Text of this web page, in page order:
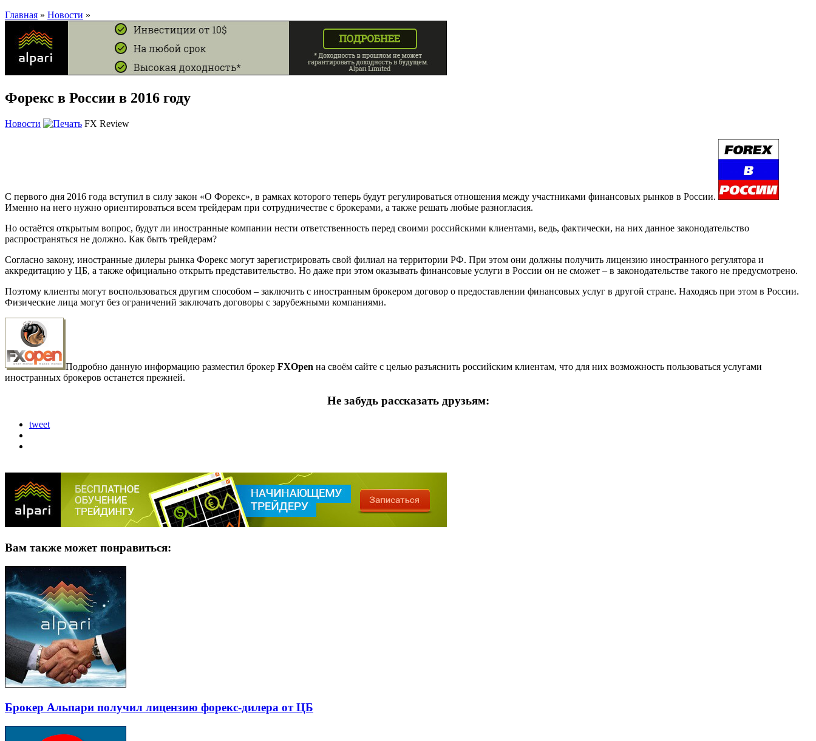
Главная » Новости »
Форекс в России в 2016 году
Новости FX Review
С первого дня 2016 года вступил в силу закон «О Форекс», в рамках которого теперь будут регулироваться отношения между участниками финансовых рынков в России.
Именно на него нужно ориентироваться всем трейдерам при сотрудничестве с брокерами, а также решать любые разногласия.
Но остаётся открытым вопрос, будут ли иностранные компании нести ответственность перед своими российскими клиентами, ведь, фактически, на них данное законодательство
распространяться не должно. Как быть трейдерам?
Согласно закону, иностранные дилеры рынка Форекс могут зарегистрировать свой филиал на территории РФ. При этом они должны получить лицензию иностранного регулятора и
аккредитацию у ЦБ, а также официально открыть представительство. Но даже при этом оказывать финансовые услуги в России он не сможет – в законодательстве такого не предусмотрено.
Поэтому клиенты могут воспользоваться другим способом – заключить с иностранным брокером договор о предоставлении финансовых услуг в другой стране. Находясь при этом в России.
Физические лица могут без ограничений заключать договоры с зарубежными компаниями.
Подробно данную информацию разместил брокер FXOpen на своём сайте с целью разъяснить российским клиентам, что для них возможность пользоваться услугами
иностранных брокеров останется прежней.
Не забудь рассказать друзьям:
tweet
Вам также может понравиться:
Брокер Альпари получил лицензию форекс-дилера от ЦБ